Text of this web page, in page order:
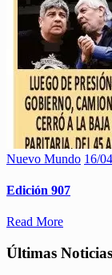
Nuevo Mundo 16/
Edición 907
Read More
Últimas Noticias